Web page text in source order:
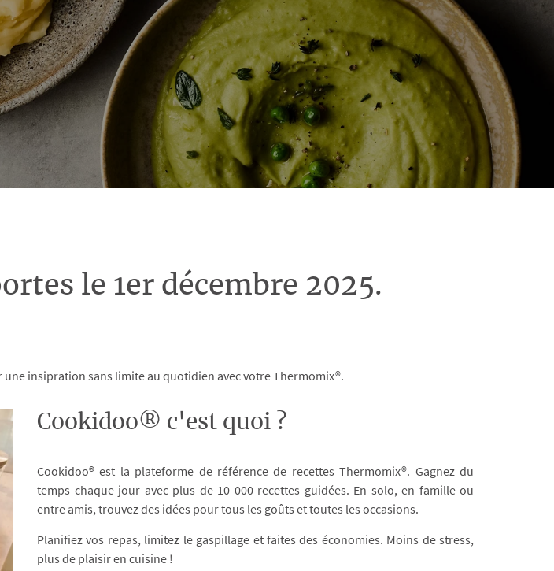
le 1er décembre 2025.
insipration sans limite au quotidien avec votre Thermomix®.
Cookidoo® c'est quoi ?
Cookidoo® est la plateforme de référence de recettes Thermomix®. Gagnez du
temps chaque jour avec plus de 10 000 recettes guidées. En solo, en famille ou
entre amis, trouvez des idées pour tous les goûts et toutes les occasions.
Planifiez vos repas, limitez le gaspillage et faites des économies. Moins de stress,
plus de plaisir en cuisine !